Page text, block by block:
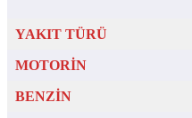
YAKIT TÜRÜ
MOTORİN
BENZİN